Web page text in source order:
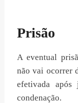
Prisão
A eventual
não vai ocorrer
efetivada após
condenação.